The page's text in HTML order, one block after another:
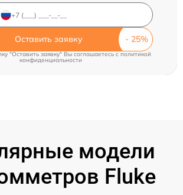
Оставить заявку
"Оставить заявку" Вы соглашаетесь cполитикой
конфиденциальности
модели
Fluke